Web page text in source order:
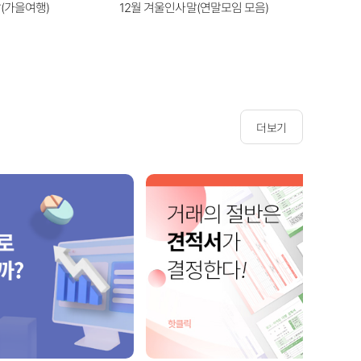
가을여행) 12월 겨울인사말(연말모임 모음)
더보기